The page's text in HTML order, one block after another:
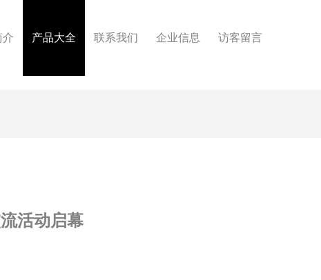
介 产品大全 联系我们 企业信息 访客留言
活动启幕